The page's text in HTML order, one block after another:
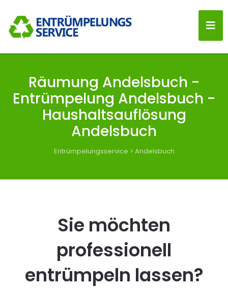
Räumung Andelsbuch -
Entrümpelung Andelsbuch -
Haushaltsauflösung
Andelsbuch
Entrümpelungsservice > Andelsbuch
Sie möchten
professionell
entrümpeln lassen?